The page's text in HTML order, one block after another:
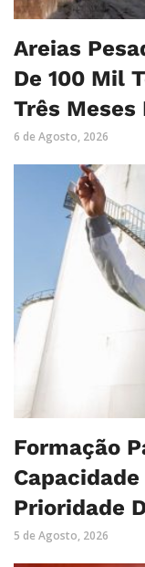
Areias
De 100 Mil
Três Meses
6 de Agosto, 2026
Formação
Prioridade
5 de Agosto, 2026